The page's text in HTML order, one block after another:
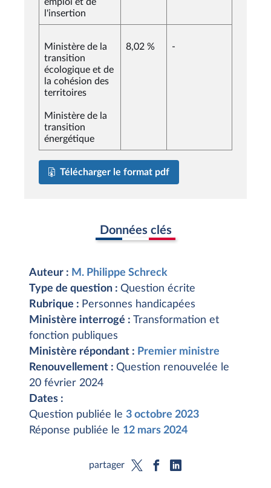
l'insertion
Ministère de la
transition
écologique et de
la cohésion des
territoires
Ministère de la
transition
énergétique
8,02 % -
Télécharger le format pdf
Données clés
Auteur : M. Philippe Schreck
Type de question : Question écrite
Rubrique : Personnes handicapées
Ministère interrogé : Transformation et
fonction publiques
Ministère répondant : Premier ministre
Renouvellement : Question renouvelée le
20 février 2024
Dates :
Question publiée le 3 octobre 2023
Réponse publiée le 12 mars 2024
partager